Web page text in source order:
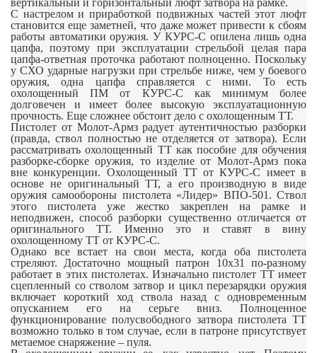
С настрелом и приработкой подвижных частей этот люфт
становится еще заметней, что даже может привести к сбоям
работы автоматики оружия. У КУРС-С опилена лишь одна
цапфа, поэтому при эксплуатации стрельбой целая пара
цапфа-ответная проточка работают полноценно. Поскольку
у СХО ударные нагрузки при стрельбе ниже, чем у боевого
оружия, одна цапфа справляется с ними. То есть
охолощенный ПМ от КУРС-С как минимум более
долговечен и имеет более высокую эксплуатационную
прочность. Еще сложнее обстоит дело с охолощенным ТТ.
Пистолет от Молот-Армз радует аутентичностью разборки
(правда, ствол полностью не отделяется от затвора). Если
рассматривать охолощенный ТТ как пособие для обучения
разборке-сборке оружия, то изделие от Молот-Армз пока
вне конкуренции. Охолощенный ТТ от КУРС-С имеет в
основе не оригинальный ТТ, а его производную в виде
оружия самообороны пистолета «Лидер» ВПО-501. Ствол
этого пистолета уже жестко закреплен на рамке и
неподвижен, способ разборки существенно отличается от
оригинального ТТ. Именно это и ставят в вину
охолощенному ТТ от КУРС-С.
Однако все встает на свои места, когда оба пистолета
стреляют. Достаточно мощный патрон 10х31 по-разному
работает в этих пистолетах. Изначально пистолет ТТ имеет
сцепленный со стволом затвор и цикл перезарядки оружия
включает короткий ход ствола назад с одновременным
опусканием его на серьге вниз. Полноценное
функционирование полусвободного затвора пистолета ТТ
возможно только в том случае, если в патроне присутствует
метаемое снаряжение – пуля.